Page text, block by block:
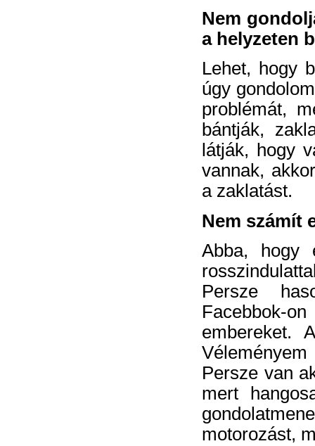
Nem
a helyzeten
Lehet, hogy
úgy
problémát,
bántják,
látják, hogy
vannak,
a zaklatást.
Nem számít
Abba, hogy
Persze
Facebbok-
embereket.
Persze van
mert
motorozást,